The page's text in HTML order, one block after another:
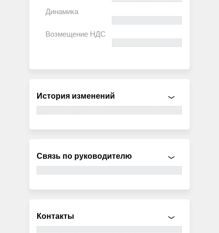
История изменений
Связь по руководителю
Контакты